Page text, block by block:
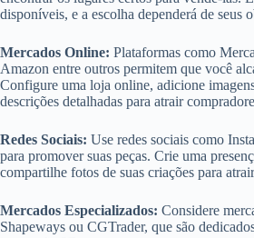
disponíveis, e a escolha dependerá de seus
Mercados Online: Plataformas como
Amazon entre outros permitem que você
Configure uma loja online, adicione
descrições detalhadas para atrair
Redes Sociais: Use redes sociais como
para promover suas peças. Crie uma
compartilhe fotos de suas criações para
Mercados Especializados: Considere
Shapeways ou CGTrader, que são